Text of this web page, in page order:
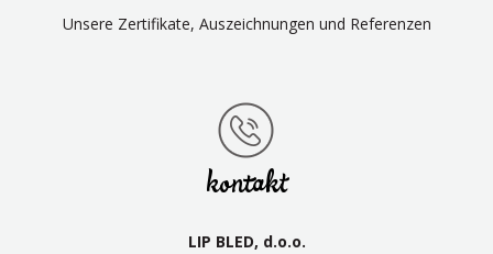
Unsere Zertifikate, Auszeichnungen und Referenzen
kontakt
LIP BLED, d.o.o.